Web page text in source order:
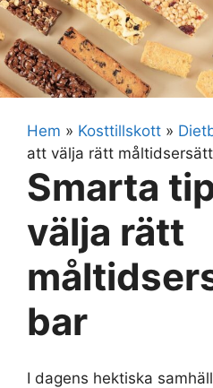
Hem » Kosttillskott »
att välja rätt
Smarta
välja rätt
bar
I dagens hektiska